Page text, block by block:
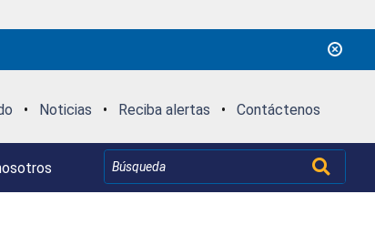
• Noticias • Reciba alertas • Contáctenos